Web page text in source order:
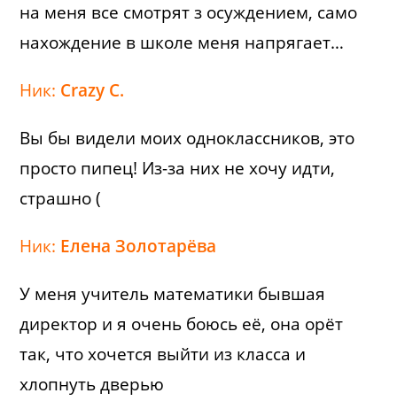
на меня все смотрят з осуждением, само
нахождение в школе меня напрягает…
Ник: Crazy C.
Вы бы видели моих одноклассников, это
просто пипец! Из-за них не хочу идти,
страшно (
Ник: Елена Золотарёва
У меня учитель математики бывшая
директор и я очень боюсь еë, она орëт
так, что хочется выйти из класса и
хлопнуть дверью